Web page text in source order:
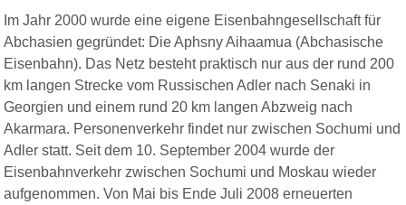
Im Jahr 2000 wurde eine eigene Eisenbahngesellschaft für
Abchasien gegründet: Die Aphsny Aihaamua (Abchasische
Eisenbahn). Das Netz besteht praktisch nur aus der rund 200
km langen Strecke vom Russischen Adler nach Senaki in
Georgien und einem rund 20 km langen Abzweig nach
Akarmara. Personenverkehr findet nur zwischen Sochumi und
Adler statt. Seit dem 10. September 2004 wurde der
Eisenbahnverkehr zwischen Sochumi und Moskau wieder
aufgenommen. Von Mai bis Ende Juli 2008 erneuerten